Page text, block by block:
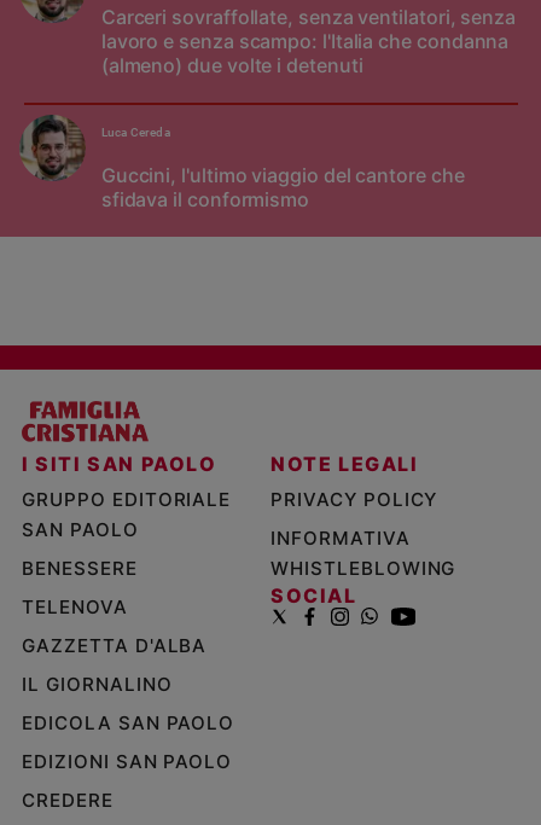
Carceri sovraffollate, senza ventilatori, senza
lavoro e senza scampo: l'Italia che condanna
(almeno) due volte i detenuti
Guccini, l'ultimo viaggio del cantore che
sfidava il conformismo
Luca Cereda
I SITI SAN PAOLO
GRUPPO EDITORIALE
SAN PAOLO
BENESSERE
TELENOVA
GAZZETTA D'ALBA
IL GIORNALINO
EDICOLA SAN PAOLO
EDIZIONI SAN PAOLO
CREDERE
NOTE LEGALI
PRIVACY POLICY
INFORMATIVA
WHISTLEBLOWING
SOCIAL